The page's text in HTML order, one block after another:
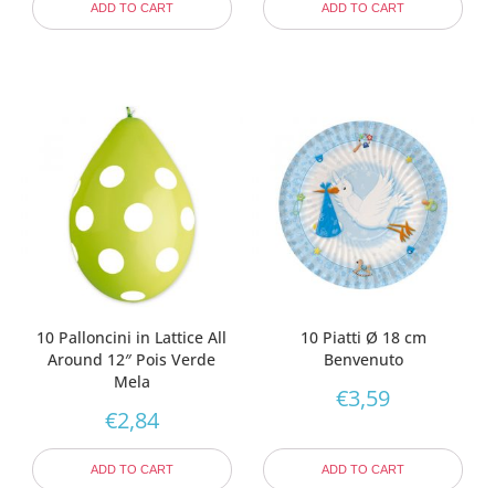
ADD TO CART ADD TO CART
10 Palloncini in Lattice All
Around 12″ Pois Verde
Mela
€2,84
ADD TO CART
10 Piatti Ø 18 cm
Benvenuto
€3,59
ADD TO CART